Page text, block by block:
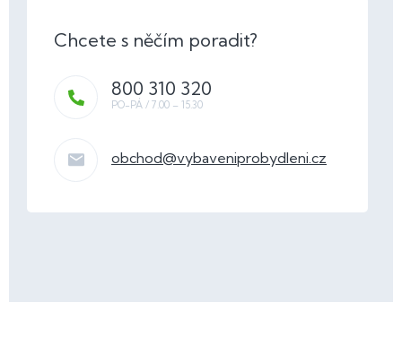
obchod@vybaveniprobydleni.cz
800 310 320